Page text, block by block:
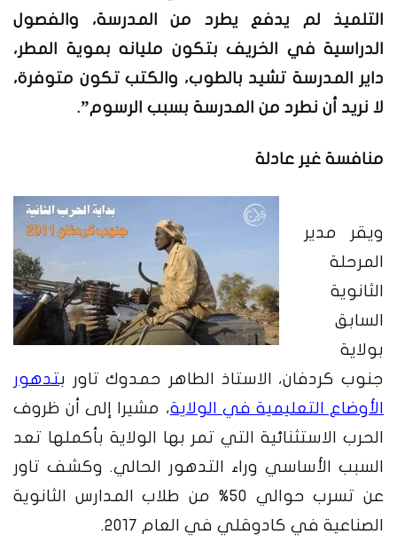
التلميذ لم يدفع يطرد من المدرسة، والفصول
الدراسية في الخريف بتكون مليانه بموية المطر،
داير المدرسة تشيد بالطوب، والكتب تكون متوفرة،
لا نريد أن نطرد من المدرسة بسبب الرسوم”.
منافسة غير عادلة
ويقر مدير
المرحلة
الثانوية
السابق
بولاية
جنوب كردفان، الاستاذ الطاهر حمدوك تاور بتدهور
الأوضاع التعليمية في الولاية، مشيرا إلى أن ظروف
الحرب الاستثنائية التي تمر بها الولاية بأكملها تعد
السبب الأساسي وراء التدهور الحالي. وكشف تاور
عن تسرب حوالي 50% من طلاب المدارس الثانوية
الصناعية في كادوقلي في العام 2017.